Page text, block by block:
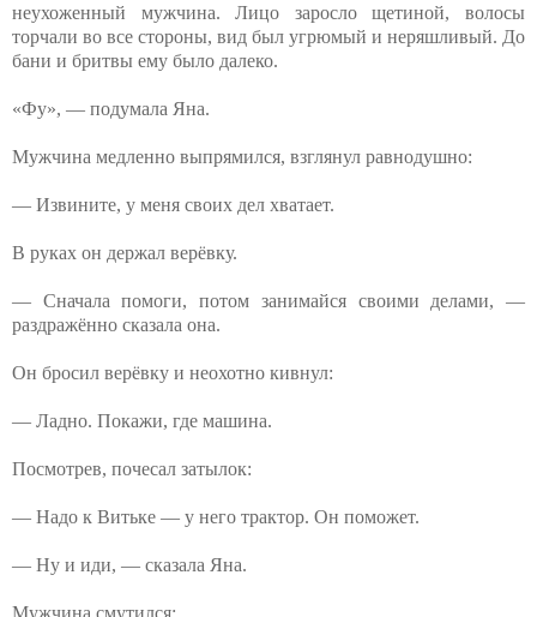
неухоженный мужчина. Лицо заросло щетиной, волосы
торчали во все стороны, вид был угрюмый и неряшливый. До
бани и бритвы ему было далеко.
«Фу», — подумала Яна.
Мужчина медленно выпрямился, взглянул равнодушно:
— Извините, у меня своих дел хватает.
В руках он держал верёвку.
— Сначала помоги, потом занимайся своими делами, —
раздражённо сказала она.
Он бросил верёвку и неохотно кивнул:
— Ладно. Покажи, где машина.
Посмотрев, почесал затылок:
— Надо к Витьке — у него трактор. Он поможет.
— Ну и иди, — сказала Яна.
Мужчина смутился: